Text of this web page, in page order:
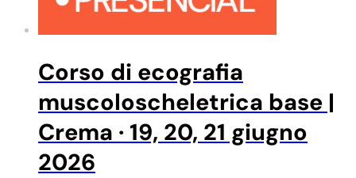
Corso di ecografia
muscoloscheletrica base |
Crema · 19, 20, 21 giugno
2026